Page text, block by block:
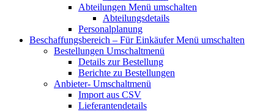
Abteilungen Menü umschalten
Abteilungsdetails
Personalplanung
Beschaffungsbereich – Für EinkäuferMenü umschalten
Bestellungen Umschaltmenü
Details zur Bestellung
Berichte zu Bestellungen
Anbieter- Umschaltmenü
Import aus CSV
Lieferantendetails